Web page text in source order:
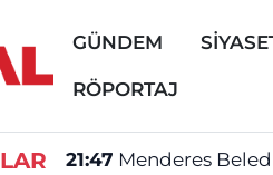
GÜNDEM
RÖPORTAJ
21:47 Menderes